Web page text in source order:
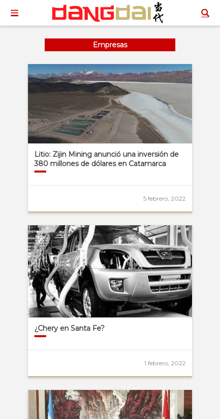
Empresas
Litio: Zijin Mining anunció una inversión de
380 millones de dólares en Catamarca
5 febrero, 2022
¿Chery en Santa Fe?
1 febrero, 2022